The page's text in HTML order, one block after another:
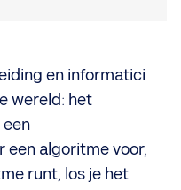
en informatici
wereld: het
algoritme voor,
runt, los je het